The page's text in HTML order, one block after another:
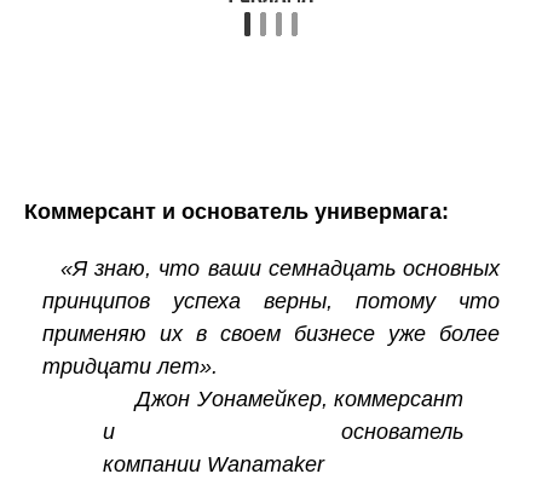
Коммерсант и основатель универмага:
«Я знаю, что ваши семнадцать основных
принципов успеха верны, потому что
применяю их в своем бизнесе уже более
тридцати лет».
Джон Уонамейкер, коммерсант
и основатель
компании Wanamaker